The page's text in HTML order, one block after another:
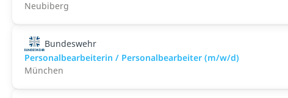
Neubiberg
Bundeswehr
Personalbearbeiterin / Personalbearbeiter (m/w/d)
München